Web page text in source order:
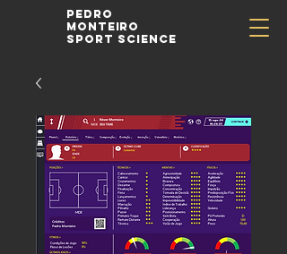
Pedro
Monteiro
Sport Science